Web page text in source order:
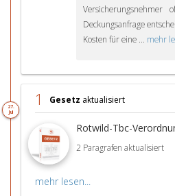
Deckungsanfrage
Kosten für eine ... mehr
27.
Jul
1 Gesetz aktualisiert
Rotwild-Tbc-
2 Paragrafen aktualisiert
mehr lesen...